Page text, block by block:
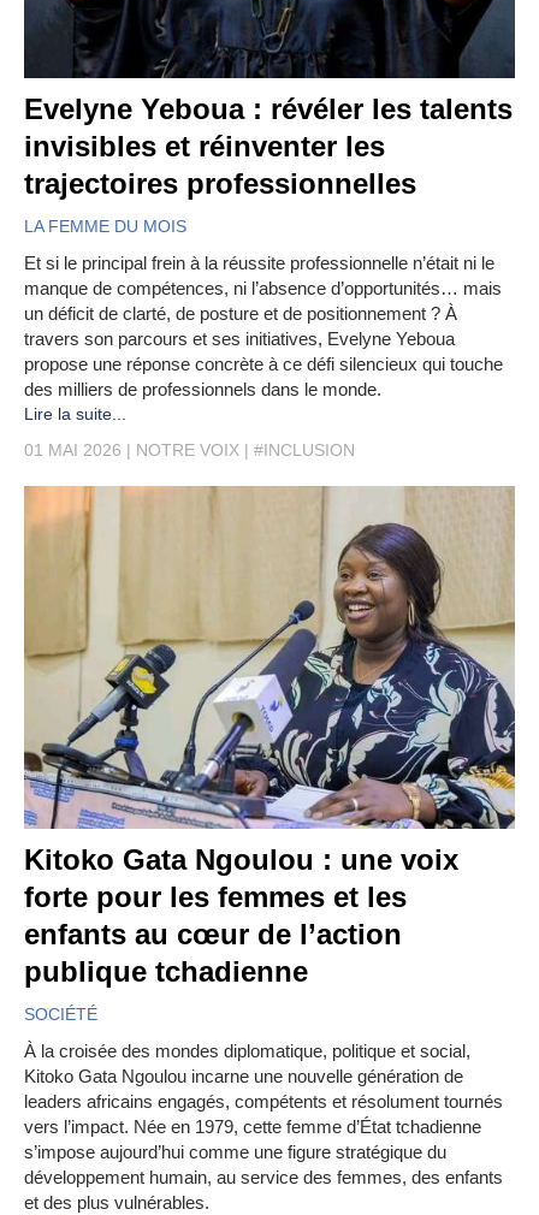
Evelyne Yeboua : révéler les talents
invisibles et réinventer les
trajectoires professionnelles
LA FEMME DU MOIS
Et si le principal frein à la réussite professionnelle n’était ni le
manque de compétences, ni l’absence d’opportunités… mais
un déficit de clarté, de posture et de positionnement ? À
travers son parcours et ses initiatives, Evelyne Yeboua
propose une réponse concrète à ce défi silencieux qui touche
des milliers de professionnels dans le monde.
Lire la suite...
01 MAI 2026
NOTRE VOIX #INCLUSION
Kitoko Gata Ngoulou : une voix
forte pour les femmes et les
enfants au cœur de l’action
publique tchadienne
SOCIÉTÉ
À la croisée des mondes diplomatique, politique et social,
Kitoko Gata Ngoulou incarne une nouvelle génération de
leaders africains engagés, compétents et résolument tournés
vers l’impact. Née en 1979, cette femme d’État tchadienne
s’impose aujourd’hui comme une figure stratégique du
développement humain, au service des femmes, des enfants
et des plus vulnérables.